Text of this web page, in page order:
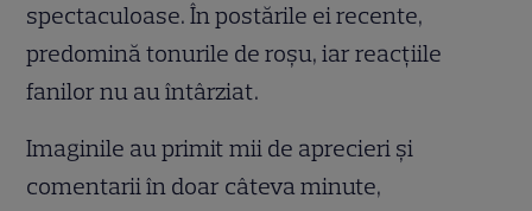
spectaculoase. În postările ei recente,
predomină tonurile de roșu, iar reacțiile
fanilor nu au întârziat.
Imaginile au primit mii de aprecieri și
comentarii în doar câteva minute,